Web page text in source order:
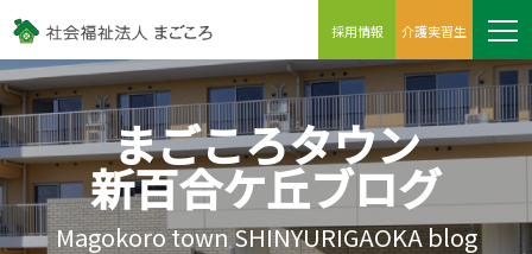
採用情報 介護実習生
まごころタウン
新百合ケ丘ブログ
Magokoro town SHINYURIGAOKA blog